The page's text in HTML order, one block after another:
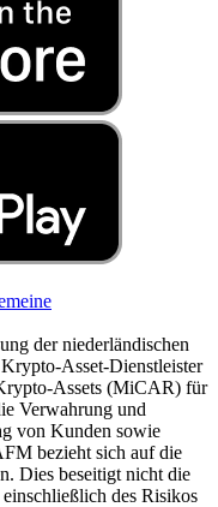
der niederländischen
Asset-Dienstleister
Assets (MiCAR) für
Verwahrung und
von Kunden sowie
bezieht sich auf die
Dies beseitigt nicht die
des Risikos